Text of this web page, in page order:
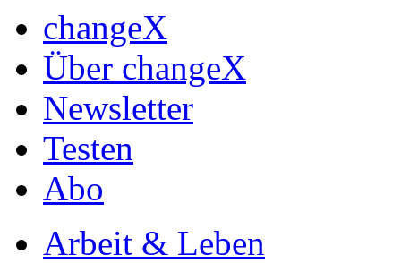
changeX
Über changeX
Newsletter
Testen
Abo
Arbeit & Leben